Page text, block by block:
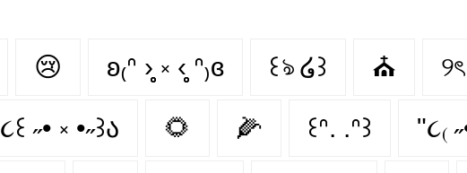
😢 ʚ₍ᐢ ›̥̥̥ ༝ ‹̥̥̥ ᐢ₎ɞ ꒰ঌ ໒꒱ ⛪️ ୨ৎ
૮꒰ ˶• ༝ •˶꒱ა 🌻 🌽 ꒰ᐢ. .ᐢ꒱ "૮₍